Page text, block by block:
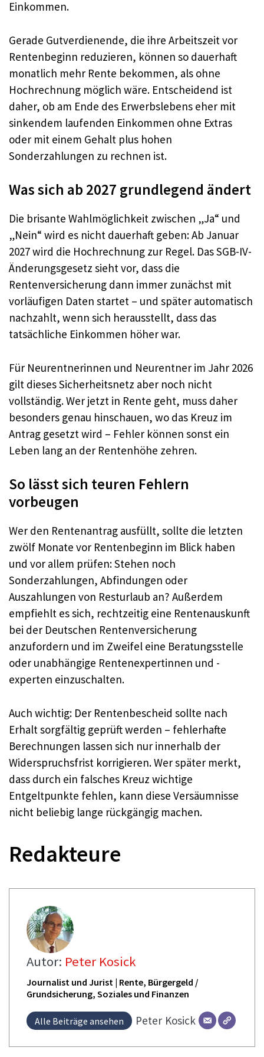
Einkommen.
Gerade Gutverdienende, die ihre Arbeitszeit vor
Rentenbeginn reduzieren, können so dauerhaft
monatlich mehr Rente bekommen, als ohne
Hochrechnung möglich wäre. Entscheidend ist
daher, ob am Ende des Erwerbslebens eher mit
sinkendem laufenden Einkommen ohne Extras
oder mit einem Gehalt plus hohen
Sonderzahlungen zu rechnen ist.
Was sich ab 2027 grundlegend ändert
Die brisante Wahlmöglichkeit zwischen „Ja“ und
„Nein“ wird es nicht dauerhaft geben: Ab Januar
2027 wird die Hochrechnung zur Regel. Das SGB-IV-
Änderungsgesetz sieht vor, dass die
Rentenversicherung dann immer zunächst mit
vorläufigen Daten startet – und später automatisch
nachzahlt, wenn sich herausstellt, dass das
tatsächliche Einkommen höher war.
Für Neurentnerinnen und Neurentner im Jahr 2026
gilt dieses Sicherheitsnetz aber noch nicht
vollständig. Wer jetzt in Rente geht, muss daher
besonders genau hinschauen, wo das Kreuz im
Antrag gesetzt wird – Fehler können sonst ein
Leben lang an der Rentenhöhe zehren.
So lässt sich teuren Fehlern
vorbeugen
Wer den Rentenantrag ausfüllt, sollte die letzten
zwölf Monate vor Rentenbeginn im Blick haben
und vor allem prüfen: Stehen noch
Sonderzahlungen, Abfindungen oder
Auszahlungen von Resturlaub an? Außerdem
empfiehlt es sich, rechtzeitig eine Rentenauskunft
bei der Deutschen Rentenversicherung
anzufordern und im Zweifel eine Beratungsstelle
oder unabhängige Rentenexpertinnen und -
experten einzuschalten.
Auch wichtig: Der Rentenbescheid sollte nach
Erhalt sorgfältig geprüft werden – fehlerhafte
Berechnungen lassen sich nur innerhalb der
Widerspruchsfrist korrigieren. Wer später merkt,
dass durch ein falsches Kreuz wichtige
Entgeltpunkte fehlen, kann diese Versäumnisse
nicht beliebig lange rückgängig machen.
Redakteure
Autor: Peter Kosick
Journalist und Jurist | Rente, Bürgergeld /
Grundsicherung, Soziales und Finanzen
Alle Beiträge ansehen Peter Kosick